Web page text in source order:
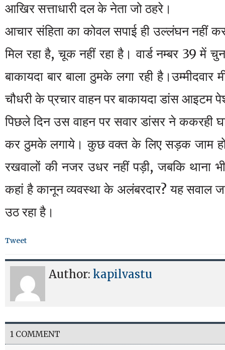
आखिर सत्ताधारी दल के नेता जो ठहरे।
आचार संहिता का कोवल सपाई ही उल्लंघन नहीं
मिल रहा है, चूक नहीं रहा है। वार्ड नम्बर 39 में
बाकायदा बार बाला ठुमके लगा रही है।उम्मीदवार
चौधरी के प्रचार वाहन पर बाकायदा डांस आइटम
पिछले दिन उस वाहन पर सवार डांसर ने
कर ठुमके लगाये। कुछ वक्त के लिए सड़क जाम
रखवालों की नजर उधर नहीं पड़ी, जबकि थाना
कहां है कानून व्यवस्था के अलंबरदार? यह सवाल
उठ रहा है।
Tweet
Author: kapilvastu
1 COMMENT